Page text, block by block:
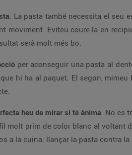
. La pasta també necessita el seu
moviment. Eviteu coure-la en
serà molt més bo.
per aconseguir una pasta al
hi ha al paquet. El segon,
heu de mirar si té ànima. No es
molt prim de color blanc al voltant
a la cuina; llançar la pasta contra